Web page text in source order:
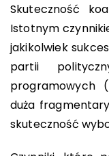
Skuteczność
Istotnym
jakikolwiek
partii
programowych
duża
skuteczność